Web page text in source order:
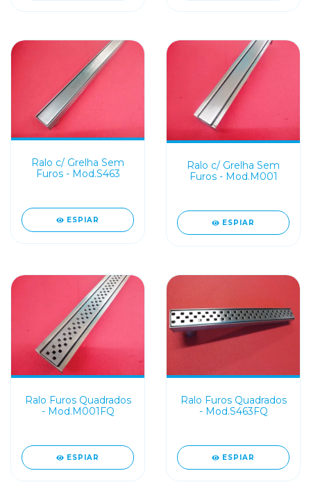
Ralo c/ Grelha Sem
Furos - Mod.S463
ESPIAR
Ralo c/ Grelha Sem
Furos - Mod.M001
ESPIAR
Ralo Furos Quadrados
- Mod.M001FQ
ESPIAR
Ralo Furos Quadrados
- Mod.S463FQ
ESPIAR